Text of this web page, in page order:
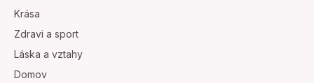
Krása
Zdravi a sport
Láska a vztahy
Domov